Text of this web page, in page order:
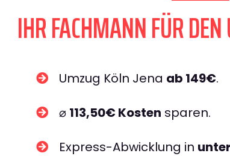
IHR FACHMANN FÜR
Umzug Köln Jena ab 149€.
⌀ 113,50€ Kosten sparen.
Express-Abwicklung in